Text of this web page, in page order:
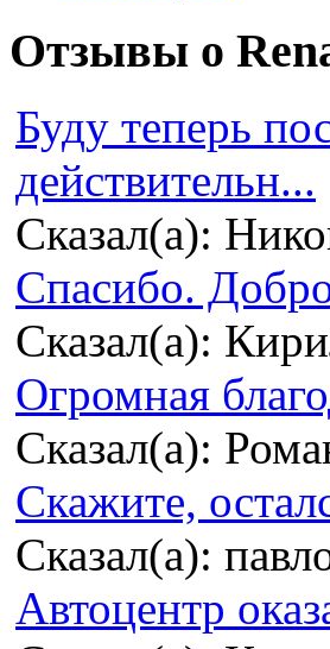
Отзывы о
Буду теперь
действительн...
Сказал(а):
Спасибо.
Сказал(а):
Огромная
Сказал(а):
Скажите,
Сказал(а):
Автоцентр